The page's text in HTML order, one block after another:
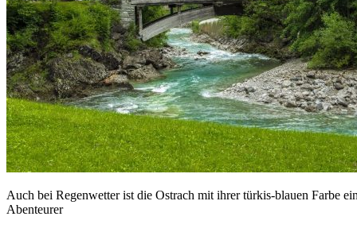
Auch bei Regenwetter ist die Ostrach mit ihrer türkis-blauen Farbe
Abenteurer